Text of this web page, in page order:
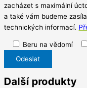
zacházet s maximální
a také vám budeme
technických informací.
Beru na vědomí
Další produkty